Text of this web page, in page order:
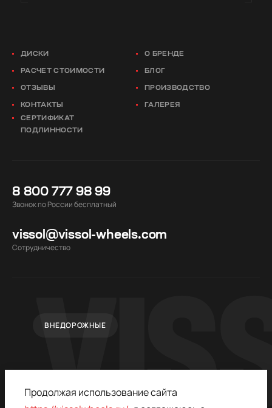
ДИСКИ О БРЕНДЕ
РАСЧЕТ СТОИМОСТИ БЛОГ
ОТЗЫВЫ ПРОИЗВОДСТВО
КОНТАКТЫ
ГАЛЕРЕЯ
СЕРТИФИКАТ
ПОДЛИННОСТИ
8 800 777 98 99
Звонок по России бесплатный
vissol@vissol-wheels.com
Cотрудничество
ВНЕДОРОЖНЫЕ
Продолжая использование сайта